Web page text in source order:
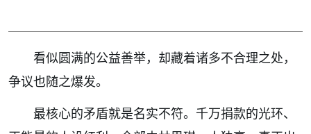
看似圆满的公益善举，却藏着诸多不合理之处，
争议也随之爆发。
最核心的矛盾就是名实不符。千万捐款的光环、